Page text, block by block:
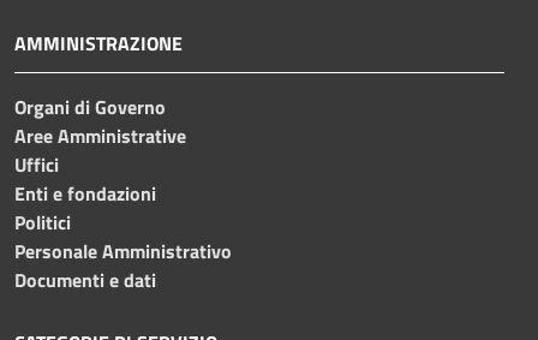
AMMINISTRAZIONE
Organi di Governo
Aree Amministrative
Uffici
Enti e fondazioni
Politici
Personale Amministrativo
Documenti e dati